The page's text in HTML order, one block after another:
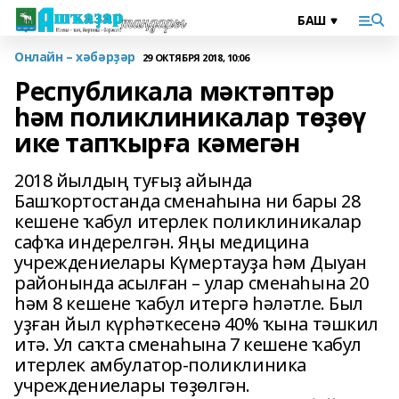
Онлайн – хәбәрҙәр 29 ОКТЯБРЯ 2018, 10:06
Республикала мәктәптәр
һәм поликлиникалар төҙөү
ике тапҡырға кәмегән
2018 йылдың туғыҙ айында
Башҡортостанда сменаһына ни бары 28
кешене ҡабул итерлек поликлиникалар
сафҡа индерелгән. Яңы медицина
учреждениелары Күмертауҙа һәм Дыуан
районында асылған – улар сменаһына 20
һәм 8 кешене ҡабул итергә һәләтле. Был
уҙған йыл күрһәткесенә 40% ҡына тәшкил
итә. Ул саҡта сменаһына 7 кешене ҡабул
итерлек амбулатор-поликлиника
учреждениелары төҙөлгән.